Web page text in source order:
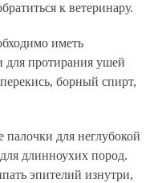
к ветеринару.
иметь
для протирания ушей
борный спирт,
для неглубокой
длинноухих пород.
эпителий изнутри,